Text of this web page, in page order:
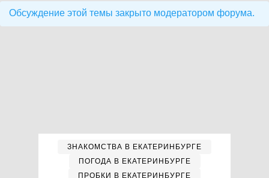
Обсуждение этой темы закрыто модератором форума.
ЗНАКОМСТВА В ЕКАТЕРИНБУРГЕ
ПОГОДА В ЕКАТЕРИНБУРГЕ
ПРОБКИ В ЕКАТЕРИНБУРГЕ